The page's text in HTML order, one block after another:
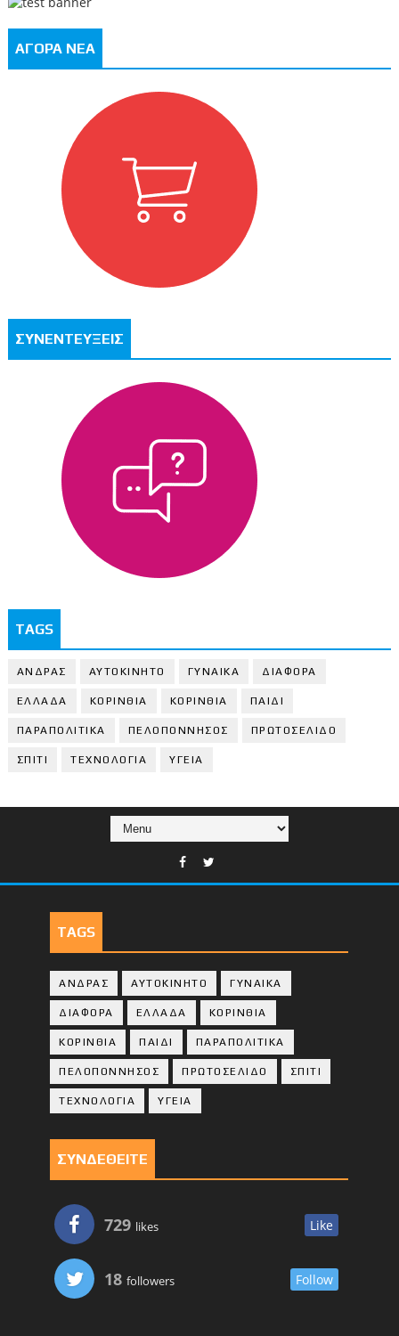
ΑΓΟΡΑ ΝΕΑ
ΣΥΝΕΝΤΕΥΞΕΙΣ
TAGS
ΑΝΔΡΑΣ ΑΥΤΟΚΙΝΗΤΟ ΓΥΝΑΙΚΑ ΔΙΑΦΟΡΑ
ΕΛΛΑΔΑ ΚΟΡΙΝΘΙΑ ΚΟΡΙΝΘΙA ΠΑΙΔΙ
ΠΑΡΑΠΟΛΙΤΙΚΑ ΠΕΛΟΠΟΝΝΗΣΟΣ ΠΡΩΤΟΣΕΛΙΔΟ
ΣΠΙΤΙ ΤΕΧΝΟΛΟΓΙΑ ΥΓΕΙΑ
TAGS
ΑΝΔΡΑΣ ΑΥΤΟΚΙΝΗΤΟ ΓΥΝΑΙΚΑ
ΔΙΑΦΟΡΑ ΕΛΛΑΔΑ ΚΟΡΙΝΘΙΑ
ΚΟΡΙΝΘΙA ΠΑΙΔΙ ΠΑΡΑΠΟΛΙΤΙΚΑ
ΠΕΛΟΠΟΝΝΗΣΟΣ ΠΡΩΤΟΣΕΛΙΔΟ ΣΠΙΤΙ
ΤΕΧΝΟΛΟΓΙΑ ΥΓΕΙΑ
ΣΥΝΔΕΘΕΙΤΕ
729 likes Like
18 followers Follow